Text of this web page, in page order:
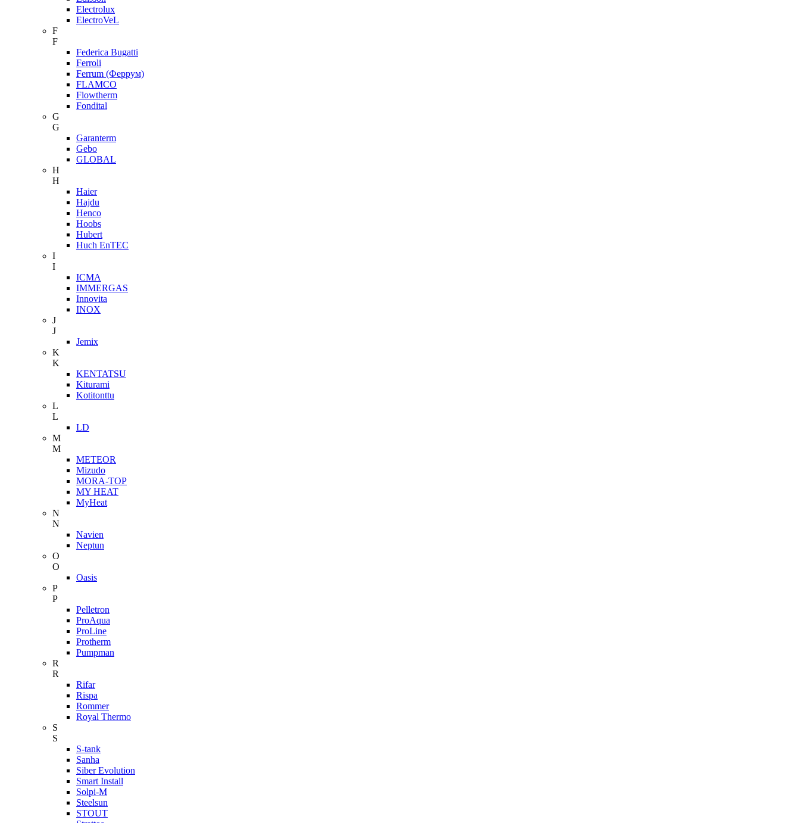
Electrolux
ElectroVeL
F
F
Federica Bugatti
Ferroli
Ferrum (Феррум)
FLAMCO
Flowtherm
Fondital
G
G
Garanterm
Gebo
GLOBAL
H
H
Haier
Hajdu
Henco
Hoobs
Hubert
Huch EnTEC
I
I
ICMA
IMMERGAS
Innovita
INOX
J
J
Jemix
K
K
KENTATSU
Kiturami
Kotitonttu
L
L
LD
M
M
METEOR
Mizudo
MORA-TOP
MY HEAT
MyHeat
N
N
Navien
Neptun
O
O
Oasis
P
P
Pelletron
ProAqua
ProLine
Protherm
Pumpman
R
R
Rifar
Rispa
Rommer
Royal Thermo
S
S
S-tank
Sanha
Siber Evolution
Smart Install
Solpi-M
Steelsun
STOUT